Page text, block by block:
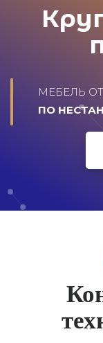
МЕБЕЛЬ
ПО